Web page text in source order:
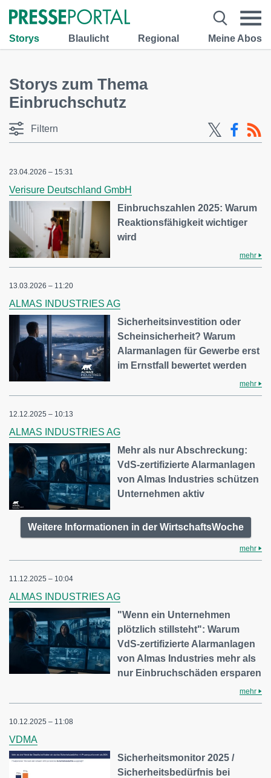
Storys Blaulicht Regional Meine Abos
Storys zum Thema
Einbruchschutz
Filtern
23.04.2026 – 15:31
Verisure Deutschland GmbH
Einbruchszahlen 2025: Warum
Reaktionsfähigkeit wichtiger
wird
mehr
13.03.2026 – 11:20
ALMAS INDUSTRIES AG
Sicherheitsinvestition oder
Scheinsicherheit? Warum
Alarmanlagen für Gewerbe erst
im Ernstfall bewertet werden
mehr
12.12.2025 – 10:13
ALMAS INDUSTRIES AG
Mehr als nur Abschreckung:
VdS-zertifizierte Alarmanlagen
von Almas Industries schützen
Unternehmen aktiv
Weitere Informationen in der WirtschaftsWoche
mehr
11.12.2025 – 10:04
ALMAS INDUSTRIES AG
"Wenn ein Unternehmen
plötzlich stillsteht": Warum
VdS-zertifizierte Alarmanlagen
von Almas Industries mehr als
nur Einbruchschäden ersparen
mehr
10.12.2025 – 11:08
VDMA
Sicherheitsmonitor 2025 /
Sicherheitsbedürfnis bei